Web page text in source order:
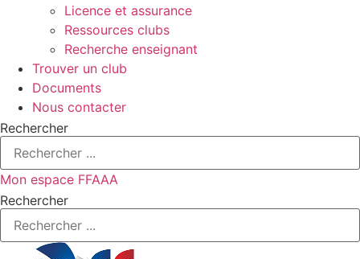
Licence et assurance
Ressources clubs
Recherche enseignant
Trouver un club
Documents
Nous contacter
Rechercher
Mon espace FFAAA
Rechercher